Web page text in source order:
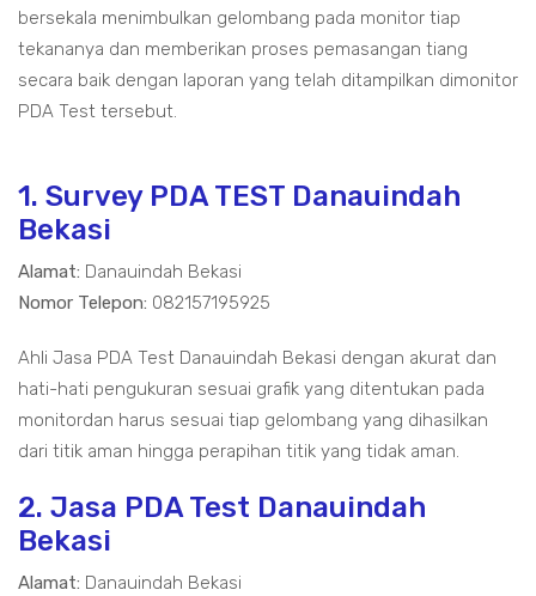
bersekala menimbulkan gelombang pada monitor tiap
tekananya dan memberikan proses pemasangan tiang
secara baik dengan laporan yang telah ditampilkan dimonitor
PDA Test tersebut.
1. Survey PDA TEST Danauindah
Bekasi
Alamat: Danauindah Bekasi
Nomor Telepon: 082157195925
Ahli Jasa PDA Test Danauindah Bekasi dengan akurat dan
hati-hati pengukuran sesuai grafik yang ditentukan pada
monitordan harus sesuai tiap gelombang yang dihasilkan
dari titik aman hingga perapihan titik yang tidak aman.
2. Jasa PDA Test Danauindah
Bekasi
Alamat: Danauindah Bekasi